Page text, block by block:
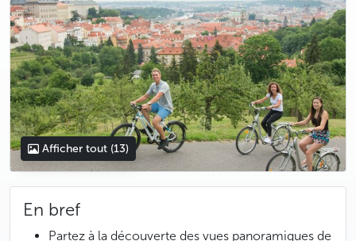
Afficher tout (13)
En bref
Partez à la découverte des vues panoramiques de